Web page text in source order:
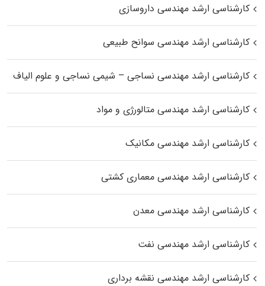
کارشناسی ارشد مهندسی داروسازی
کارشناسی ارشد مهندسی سوانح طبیعی
کارشناسی ارشد مهندسی نساجی – شیمی نساجی و علوم الیاف
کارشناسی ارشد مهندسی متالورژی و مواد
کارشناسی ارشد مهندسی مکانیک
کارشناسی ارشد مهندسی معماری کشتی
کارشناسی ارشد مهندسی معدن
کارشناسی ارشد مهندسی نفت
کارشناسی ارشد مهندسی نقشه برداری